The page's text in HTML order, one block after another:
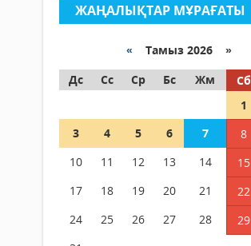
ЖАҢАЛЫҚТАР МҰРАҒАТЫ
« Тамыз 2026 »
Дс
Сс Ср Бс Жм Сб
1
3
4 5 6 7 8
10
11 12 13 14 15
17
18 19 20 21 22
24
25 26 27 28 29